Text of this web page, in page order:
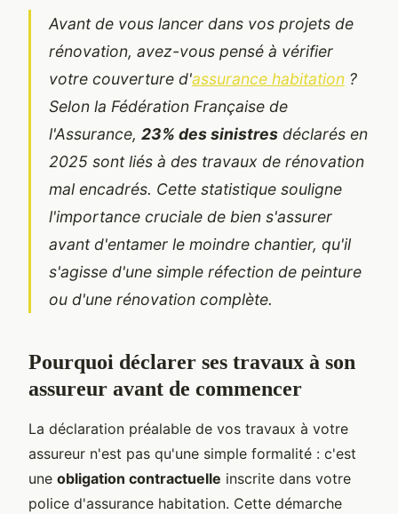
Avant de vous lancer dans vos projets de
rénovation, avez-vous pensé à vérifier
votre couverture d'assurance habitation ?
Selon la Fédération Française de
l'Assurance, 23% des sinistres déclarés en
2025 sont liés à des travaux de rénovation
mal encadrés. Cette statistique souligne
l'importance cruciale de bien s'assurer
avant d'entamer le moindre chantier, qu'il
s'agisse d'une simple réfection de peinture
ou d'une rénovation complète.
Pourquoi déclarer ses travaux à son
assureur avant de commencer
La déclaration préalable de vos travaux à votre
assureur n'est pas qu'une simple formalité : c'est
une obligation contractuelle inscrite dans votre
police d'assurance habitation. Cette démarche